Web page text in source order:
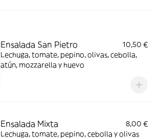
Ensalada San Pietro
10,50 €
Lechuga, tomate, pepino, olivas, cebolla,
atún, mozzarella y huevo
Ensalada Mixta
8,00 €
Lechuga, tomate, pepino, cebolla y olivas